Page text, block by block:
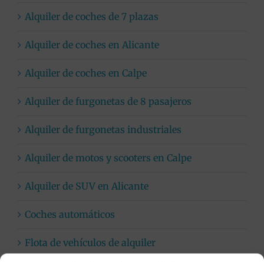
Alquiler de coches de 7 plazas
Alquiler de coches en Alicante
Alquiler de coches en Calpe
Alquiler de furgonetas de 8 pasajeros
Alquiler de furgonetas industriales
Alquiler de motos y scooters en Calpe
Alquiler de SUV en Alicante
Coches automáticos
Flota de vehículos de alquiler